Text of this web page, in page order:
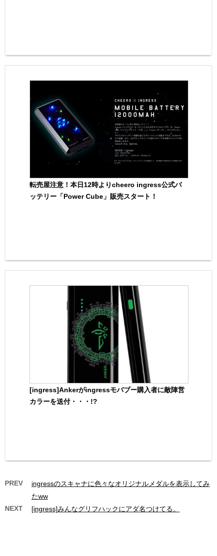
転売屋注意！本日12時よりcheero ingress公式バ
ッテリー「Power Cube」販売スタート！
[ingress]Ankerがingressモバブー購入者に敵陣営
カラーを送付・・・!?
PREV
ingressのスキャナに色々なオリジナルメダルを表示してみ
たww
NEXT
[ingress]みんなグリフハックにアダ名つけてる。